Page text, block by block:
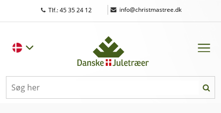
Tlf.: 45 35 24 12 | info@christmastree.dk